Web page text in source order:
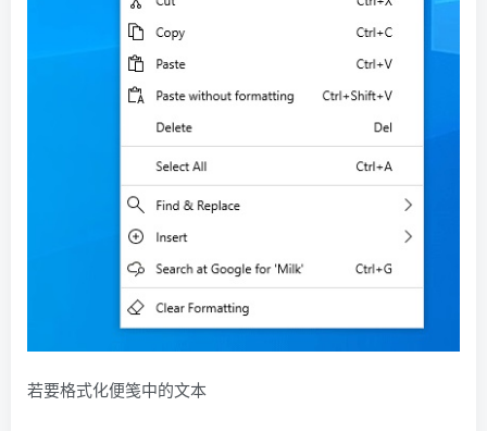
若要格式化便笺中的文本